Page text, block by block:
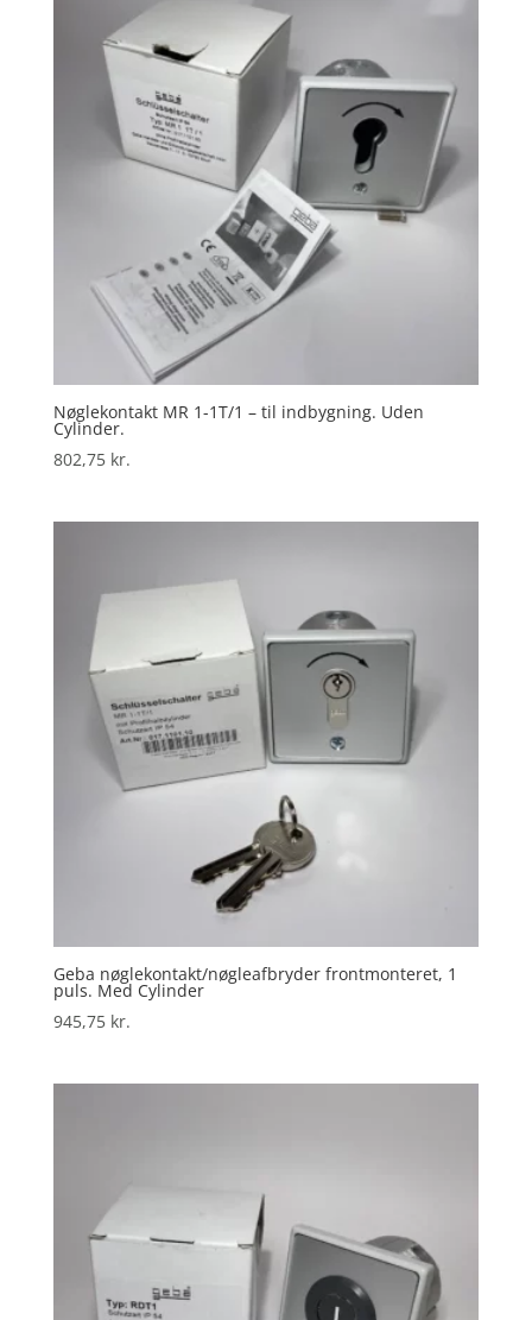
Nøglekontakt MR 1-1T/1 – til indbygning. Uden
Cylinder.
802,75 kr.
Geba nøglekontakt/nøgleafbryder frontmonteret, 1
puls. Med Cylinder
945,75 kr.